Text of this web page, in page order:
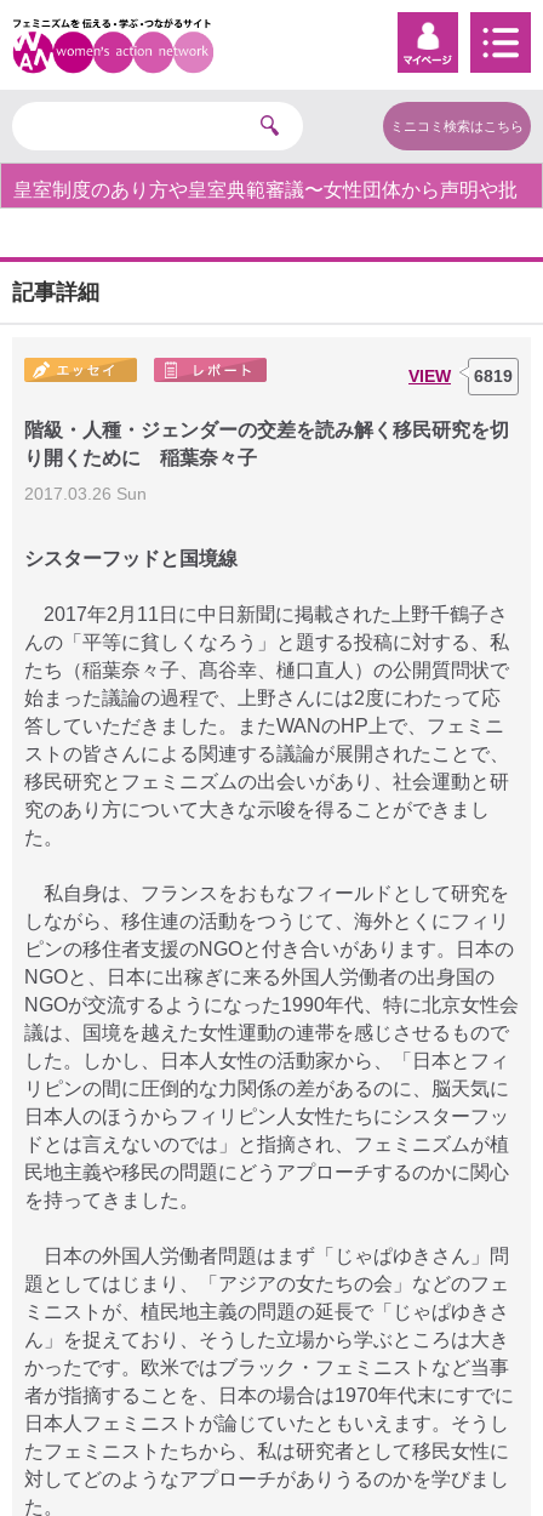
ミニコミ検索はこちら
皇室制度のあり方や皇室典範審議〜女性団体から声明や批
記事詳細
VIEW 6819
階級・人種・ジェンダーの交差を読み解く移民研究を切
り開くために 稲葉奈々子
2017.03.26 Sun
シスターフッドと国境線
2017年2月11日に中日新聞に掲載された上野千鶴子さ
んの「平等に貧しくなろう」と題する投稿に対する、私
たち（稲葉奈々子、髙谷幸、樋口直人）の公開質問状で
始まった議論の過程で、上野さんには2度にわたって応
答していただきました。またWANのHP上で、フェミニ
ストの皆さんによる関連する議論が展開されたことで、
移民研究とフェミニズムの出会いがあり、社会運動と研
究のあり方について大きな示唆を得ることができまし
た。
私自身は、フランスをおもなフィールドとして研究を
しながら、移住連の活動をつうじて、海外とくにフィリ
ピンの移住者支援のNGOと付き合いがあります。日本の
NGOと、日本に出稼ぎに来る外国人労働者の出身国の
NGOが交流するようになった1990年代、特に北京女性会
議は、国境を越えた女性運動の連帯を感じさせるもので
した。しかし、日本人女性の活動家から、「日本とフィ
リピンの間に圧倒的な力関係の差があるのに、脳天気に
日本人のほうからフィリピン人女性たちにシスターフッ
ドとは言えないのでは」と指摘され、フェミニズムが植
民地主義や移民の問題にどうアプローチするのかに関心
を持ってきました。
日本の外国人労働者問題はまず「じゃぱゆきさん」問
題としてはじまり、「アジアの女たちの会」などのフェ
ミニストが、植民地主義の問題の延長で「じゃぱゆきさ
ん」を捉えており、そうした立場から学ぶところは大き
かったです。欧米ではブラック・フェミニストなど当事
者が指摘することを、日本の場合は1970年代末にすでに
日本人フェミニストが論じていたともいえます。そうし
たフェミニストたちから、私は研究者として移民女性に
対してどのようなアプローチがありうるのかを学びまし
た。